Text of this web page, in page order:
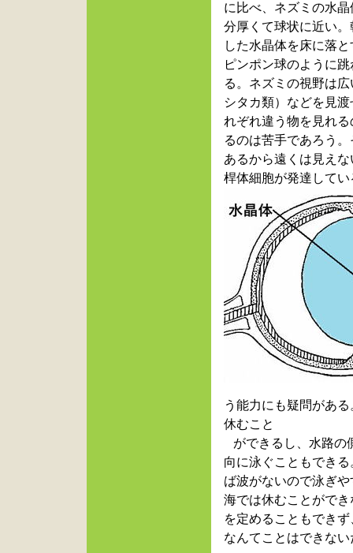
に比べ、 ネズミの水晶
分厚くて球状に近い。
した水晶体を床に落と
ピンポン球のように
る。ネズミの視野は
シタカ類）などを見
れぞれ違う物を見れ
るのは苦手であろう
あるから遠くは見え
桿体細胞が発達して
う能力にも疑問があ
休むこと
ができるし、水路の
向に泳ぐこともでき
ば波がないので泳ぎ
海では休むことがで
を定めることもでき
なんてことはできな